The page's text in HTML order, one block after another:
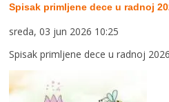
Spisak primljene dece u radnoj
sreda, 03 jun 2026 10:25
Spisak primljene dece u radnoj